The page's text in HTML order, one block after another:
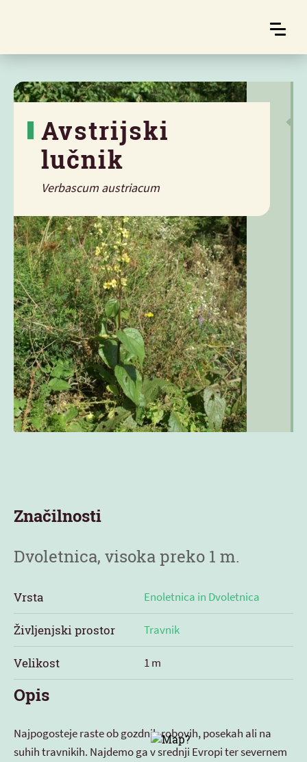
Avstrijski
lučnik
Verbascum austriacum
Značilnosti
Dvoletnica, visoka preko 1 m.
Vrsta Enoletnica in Dvoletnica
Življenjski prostor Travnik
Velikost 1 m
Opis
Najpogosteje raste ob gozdnih robovih, posekah ali na
suhih travnikih. Najdemo ga v srednji Evropi ter severnem